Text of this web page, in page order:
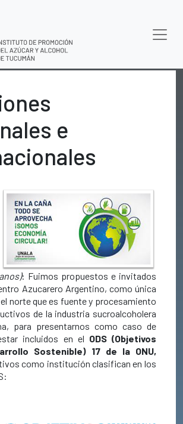
e
: Fuimos propuestos e invitados
Azucarero Argentino, como única
norte que es fuente y procesamiento
de la industria sucroalcoholera
para presentarnos como caso de
incluidos en el ODS (Objetivos
Sostenible) 17 de la ONU,
como institución clasifican en los